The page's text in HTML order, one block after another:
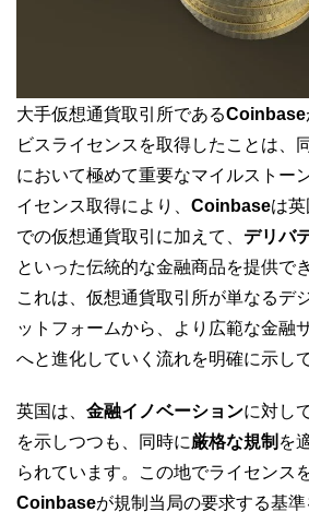
大手仮想通貨取引所であるCoinbase
ビスライセンスを取得したことは、
において極めて重要なマイルストー
イセンス取得により、 Coinbaseは
での仮想通貨取引に加えて、 デリバ
といった伝統的な金融商品を提供で
これは、仮想通貨取引所が単なるデ
ットフォームから、より広範な金融
へと進化していく流れを明確に示し
英国は、 金融イノベーションに対し
を示しつつも、同時に厳格な規制 を
られています。この地でライセンス
Coinbaseが規制当局の要求する基